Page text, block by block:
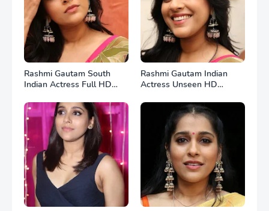
Rashmi Gautam South
Indian Actress Full HD
Rashmi Gautam Indian
Actress Unseen HD